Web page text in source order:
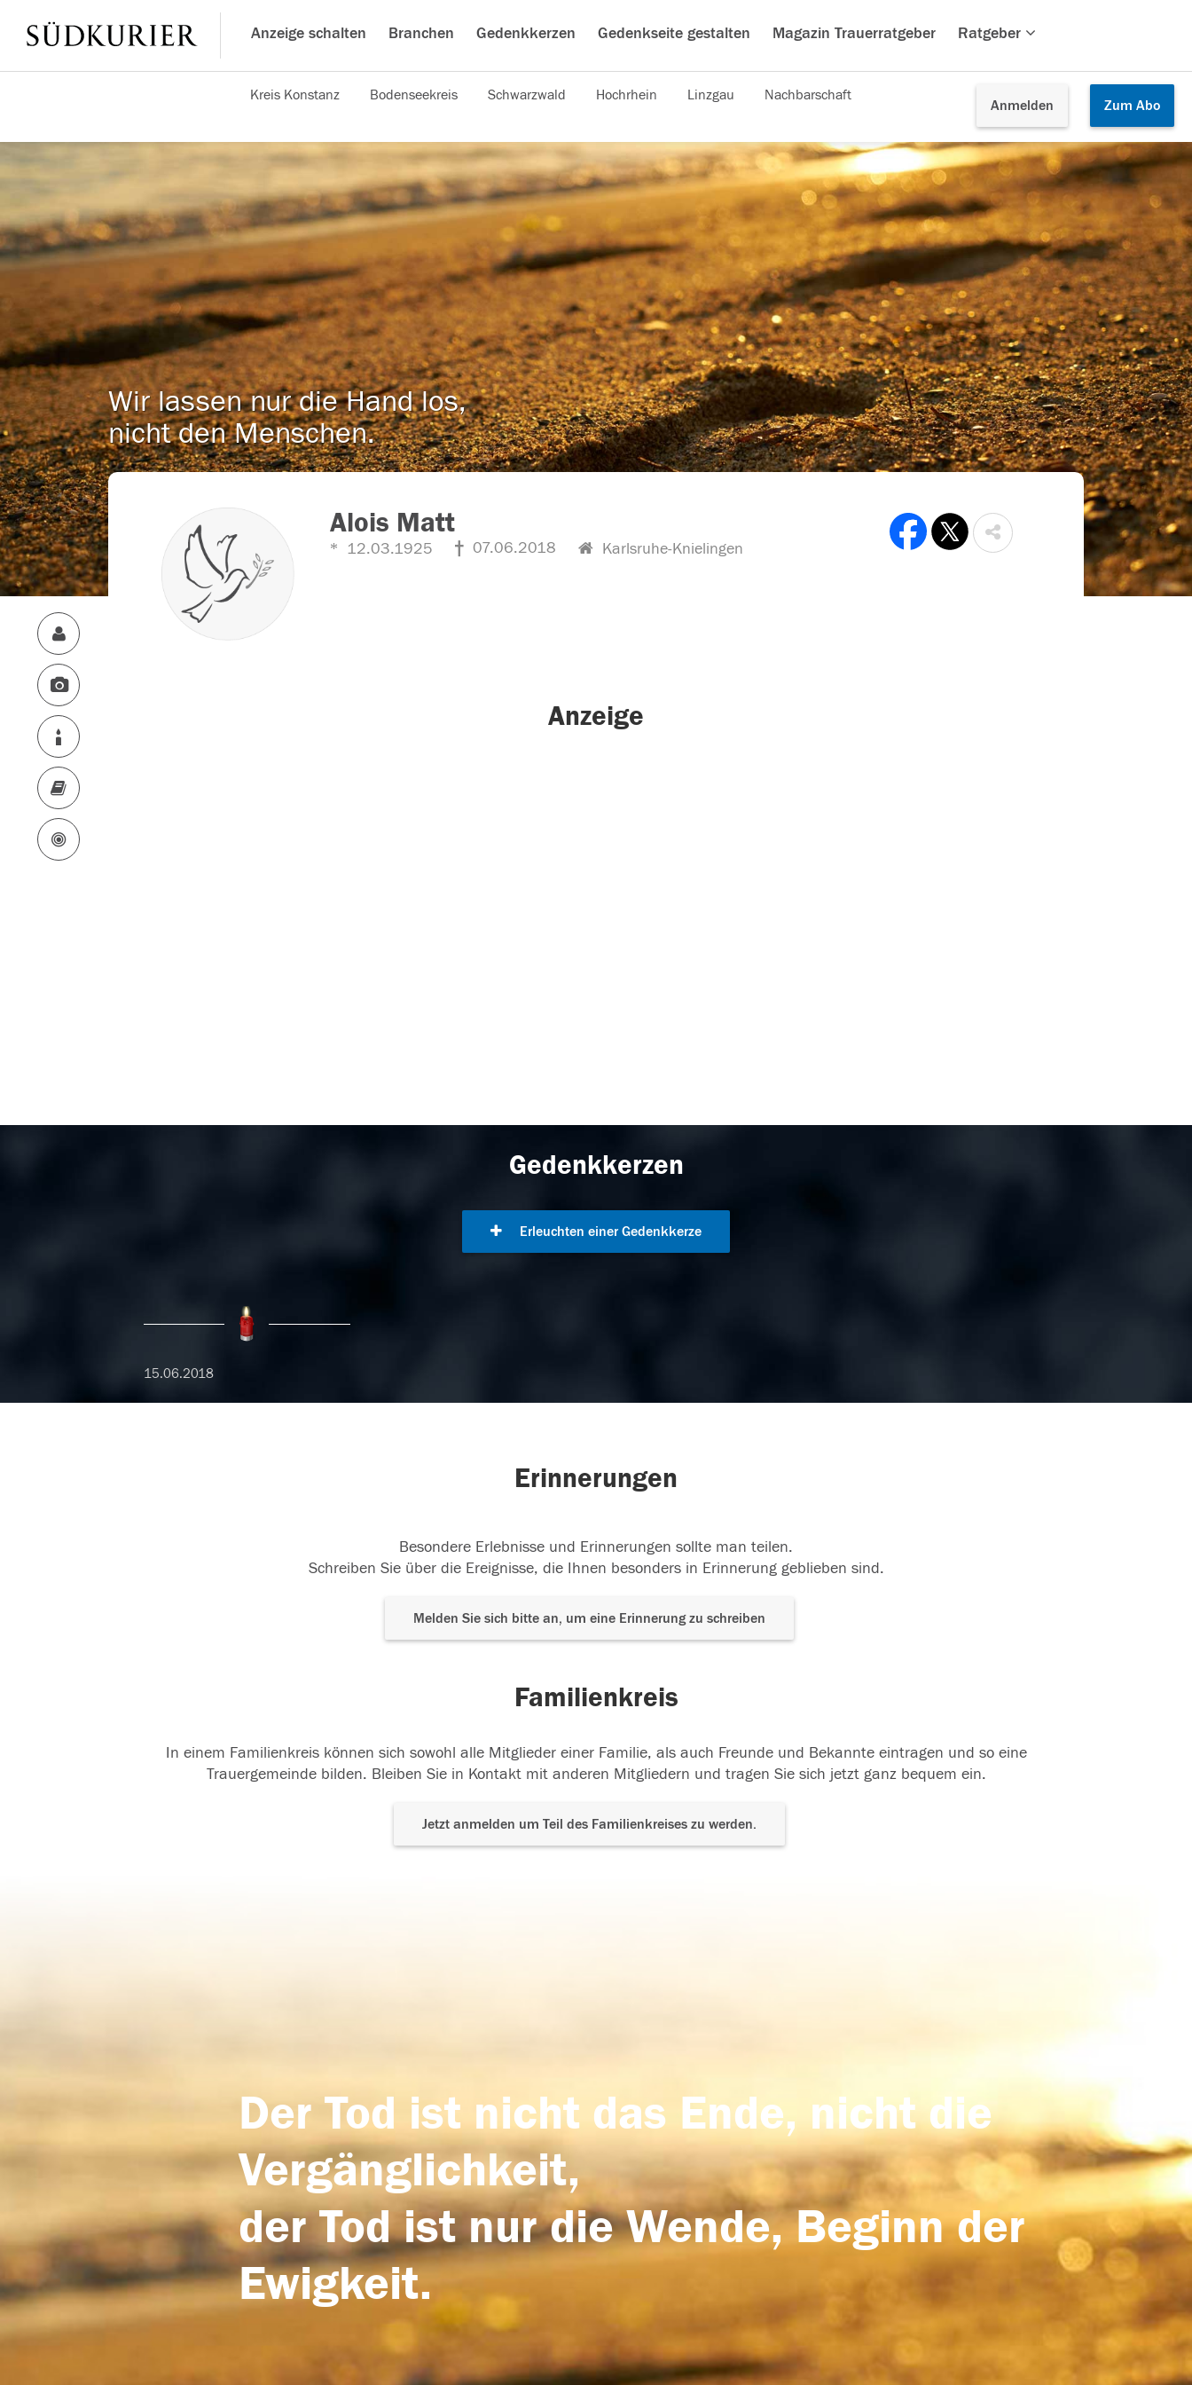
Anzeige schalten Branchen Gedenkkerzen Gedenkseite gestalten Magazin Trauerratgeber Ratgeber
Anmelden Zum Abo
Kreis Konstanz Bodenseekreis Schwarzwald Hochrhein Linzgau Nachbarschaft
Wir lassen nur die Hand los,
nicht den Menschen.
Alois Matt
12.03.1925 07.06.2018 Karlsruhe-Knielingen
Anzeige
Gedenkkerzen
Erleuchten einer Gedenkkerze
15.06.2018
Erinnerungen
Besondere Erlebnisse und Erinnerungen sollte man teilen.
Schreiben Sie über die Ereignisse, die Ihnen besonders in Erinnerung geblieben sind.
Melden Sie sich bitte an, um eine Erinnerung zu schreiben
Familienkreis
In einem Familienkreis können sich sowohl alle Mitglieder einer Familie, als auch Freunde und Bekannte eintragen und so eine
Trauergemeinde bilden. Bleiben Sie in Kontakt mit anderen Mitgliedern und tragen Sie sich jetzt ganz bequem ein.
Jetzt anmelden um Teil des Familienkreises zu werden.
Der Tod ist nicht das Ende, nicht die
Vergänglichkeit,
der Tod ist nur die Wende, Beginn der
Ewigkeit.